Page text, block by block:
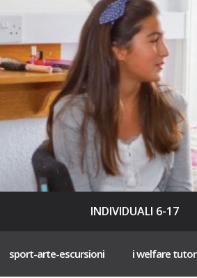
INDIVIDUALI 6-17
sport-arte-escursioni i welfare tutor